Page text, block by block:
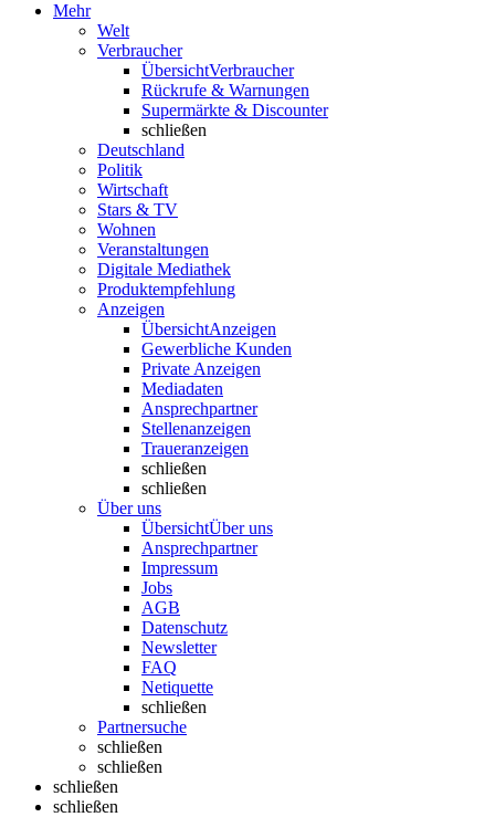
Mehr
Welt
Verbraucher
ÜbersichtVerbraucher
Rückrufe & Warnungen
Supermärkte & Discounter
schließen
Deutschland
Politik
Wirtschaft
Stars & TV
Wohnen
Veranstaltungen
Digitale Mediathek
Produktempfehlung
Anzeigen
ÜbersichtAnzeigen
Gewerbliche Kunden
Private Anzeigen
Mediadaten
Ansprechpartner
Stellenanzeigen
Traueranzeigen
schließen
schließen
Über uns
ÜbersichtÜber uns
Ansprechpartner
Impressum
Jobs
AGB
Datenschutz
Newsletter
FAQ
Netiquette
schließen
Partnersuche
schließen
schließen
schließen
schließen